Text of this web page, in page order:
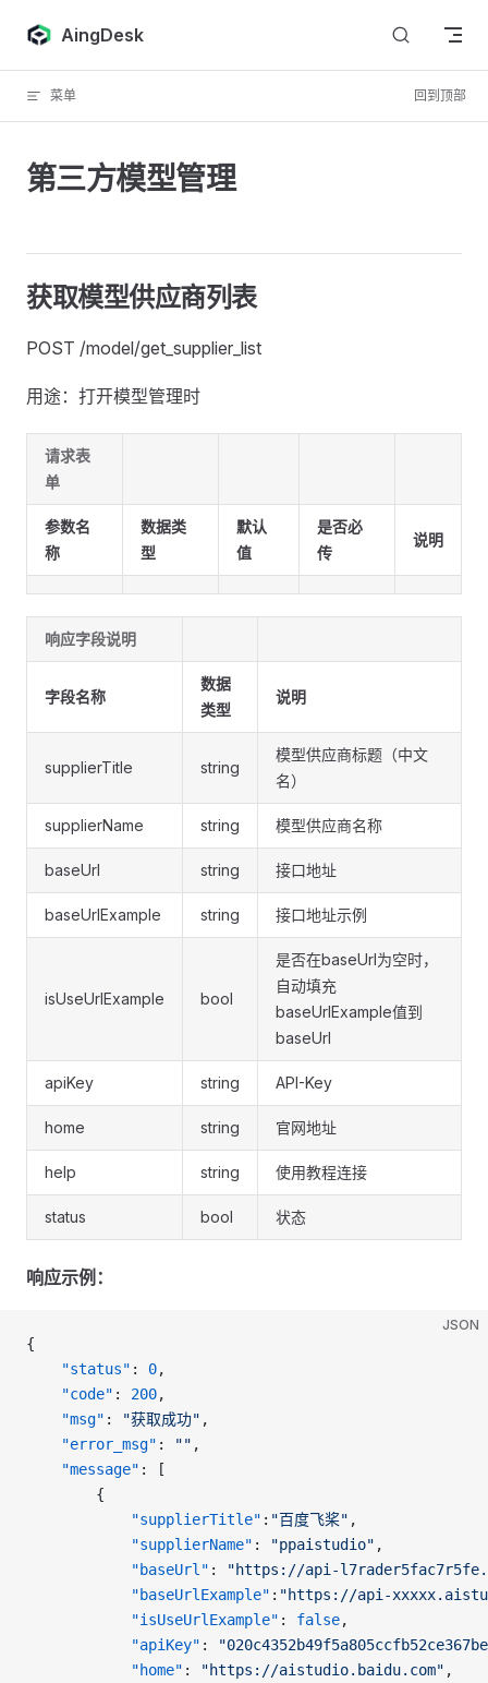
跳转到内容AingDesk
菜单 回到顶部
第三方模型管理
获取模型供应商列表
POST /model/get_supplier_list
用途：打开模型管理时
请求表
单
参数名
称
数据类
型
默认
值
是否必
传
说明
响应字段说明
字段名称
数据
类型
说明
supplierTitle string
模型供应商标题（中文
名）
supplierName string 模型供应商名称
baseUrl string 接口地址
baseUrlExample string 接口地址示例
isUseUrlExample bool
是否在baseUrl为空时，
自动填充
baseUrlExample值到
baseUrl
apiKey string API-Key
home string 官网地址
help string 使用教程连接
status bool 状态
响应示例：
JSON
{
    "status"
: 0,
    "code"
: 200,
    "msg"
: "获取成功" ,
    "error_msg"
: "" ,
    "message"
: [
        {
            "supplierTitle"
: "百度飞桨" ,
            "supplierName"
: "ppaistudio" ,
            "baseUrl"
:
"https://api-
            "baseUrlExample"
: "https://api-
            "isUseUrlExample"
: false,
            "apiKey"
:
            "home"
: "https://aistudio.baidu.com" ,